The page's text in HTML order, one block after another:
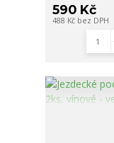
590 Kč
488 Kč bez DPH